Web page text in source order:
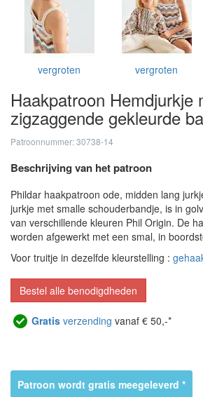
vergroten vergroten
Haakpatroon Hemdjurkje
zigzaggende gekleurde
Patroonnummer: 30738-14
Beschrijving van het patroon
Phildar haakpatroon ode, midden lang
jurkje met smalle schouderbandje, is in
van verschillende kleuren Phil Origin. De
worden afgewerkt met een smal, in
Voor truitje in dezelfde kleurstelling :
Bestel alle benodigdheden
Gratis verzending vanaf € 50,-*
Patroon wordt gratis meegeleverd *